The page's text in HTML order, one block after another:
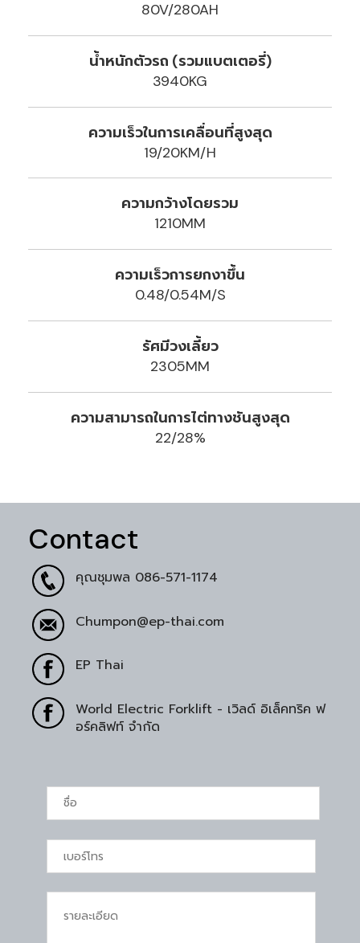
80V/280AH
น้ำหนักตัวรถ (รวมแบตเตอรี่)
3940KG
ความเร็วในการเคลื่อนที่สูงสุด
19/20KM/H
ความกว้างโดยรวม
1210MM
ความเร็วการยกงาขึ้น
0.48/0.54M/S
รัศมีวงเลี้ยว
2305MM
ความสามารถในการไต่ทางชันสูงสุด
22/28%
Contact
คุณชุมพล 086-571-1174
Chumpon@ep-thai.com
EP Thai
World Electric Forklift - เวิลด์ อิเล็คทริค ฟ
อร์คลิฟท์ จำกัด